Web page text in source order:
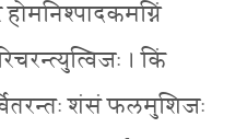
। किं
शंसं फलमुशिजः